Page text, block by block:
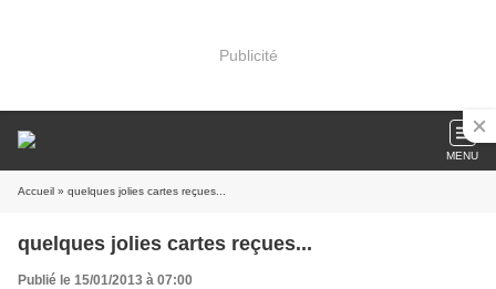
Publicité
MENU
Accueil » quelques jolies cartes reçues...
quelques jolies cartes reçues...
Publié le 15/01/2013 à 07:00